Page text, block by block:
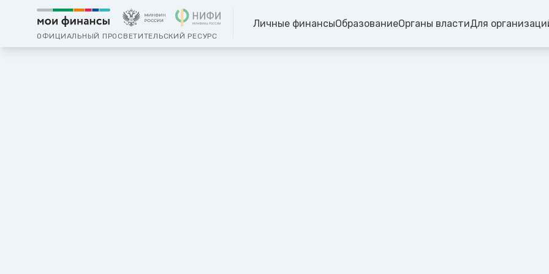
ОФИЦИАЛЬНЫЙ ПРОСВЕТИТЕЛЬСКИЙ РЕСУРС
Личные финансыОбразованиеОрганы властиДля